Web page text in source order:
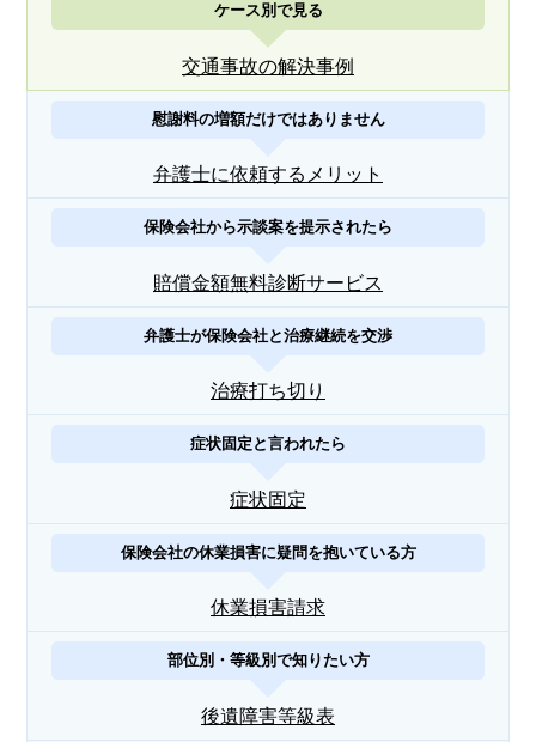
ケース別で見る
交通事故の解決事例
慰謝料の増額だけではありません
弁護士に依頼するメリット
保険会社から示談案を提示されたら
賠償金額無料診断サービス
弁護士が保険会社と治療継続を交渉
治療打ち切り
症状固定と言われたら
症状固定
保険会社の休業損害に疑問を抱いている方
休業損害請求
部位別・等級別で知りたい方
後遺障害等級表